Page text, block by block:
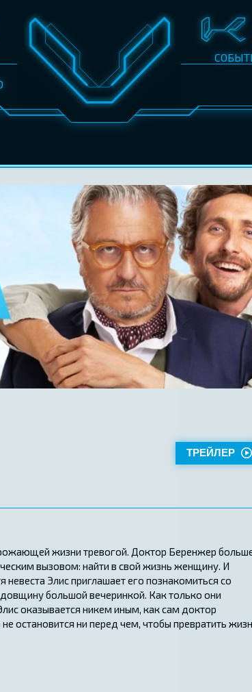
ТРЕЙЛЕР
жизни тревогой. Доктор Беренжер
вызовом: найти в свой жизнь женщину. И
Элис приглашает его познакомиться со
большой вечеринкой. Как только они
оказывается никем иным, как сам доктор
остановится ни перед чем, чтобы превратить